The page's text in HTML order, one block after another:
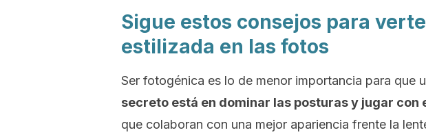
Sigue estos consejos para
estilizada en las fotos
Ser fotogénica es lo de menor importancia para que
secreto está en dominar las posturas y jugar con
que colaboran con una mejor apariencia frente la